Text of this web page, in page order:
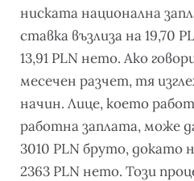
ниската национална
ставка възлиза на 19,70
13,91 PLN нето. Ако
месечен разчет, тя
начин. Лице, което
работна заплата, може
3010 PLN бруто, докато
2363 PLN нето. Този